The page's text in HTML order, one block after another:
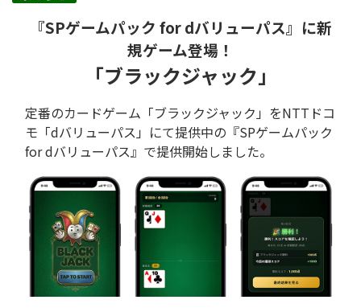
『SPゲームパック for dバリューパス』に新
規ゲーム登場！
「ブラックジャック」
定番のカードゲーム「ブラックジャック」をNTTドコ
モ「dバリューパス」にて提供中の『SPゲームパック
for dバリューパス』で提供開始しました。